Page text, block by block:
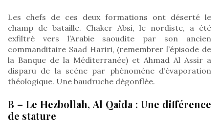
Les chefs de ces deux formations ont déserté le
champ de bataille. Chaker Absi, le nordiste, a été
exfiltré vers l’Arabie saoudite par son ancien
commanditaire Saad Hariri, (remembrer l’épisode de
la Banque de la Méditerranée) et Ahmad Al Assir a
disparu de la scène par phénomène d’évaporation
théologique. Une baudruche dégonflée.
B – Le Hezbollah, Al Qaida : Une différence
de stature